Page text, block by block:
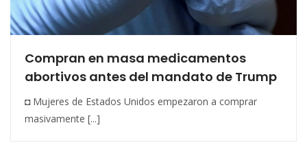
Compran en masa medicamentos
abortivos antes del mandato de Trump
◘ Mujeres de Estados Unidos empezaron a comprar
masivamente [...]